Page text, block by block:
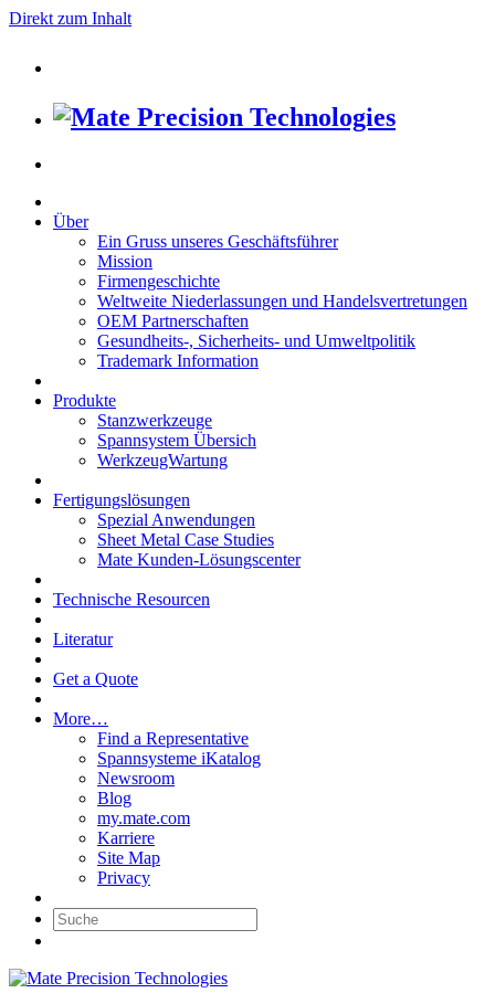
Direkt zum Inhalt
Über
Ein Gruss unseres Geschäftsführer
Mission
Firmengeschichte
Weltweite Niederlassungen und Handelsvertretungen
OEM Partnerschaften
Gesundheits-, Sicherheits- und Umweltpolitik
Trademark Information
Produkte
Stanzwerkzeuge
Spannsystem Übersich
WerkzeugWartung
Fertigungslösungen
Spezial Anwendungen
Sheet Metal Case Studies
Mate Kunden-Lösungscenter
Technische Resourcen
Literatur
Get a Quote
More…
Find a Representative
Spannsysteme iKatalog
Newsroom
Blog
my.mate.com
Karriere
Site Map
Privacy
Suche: